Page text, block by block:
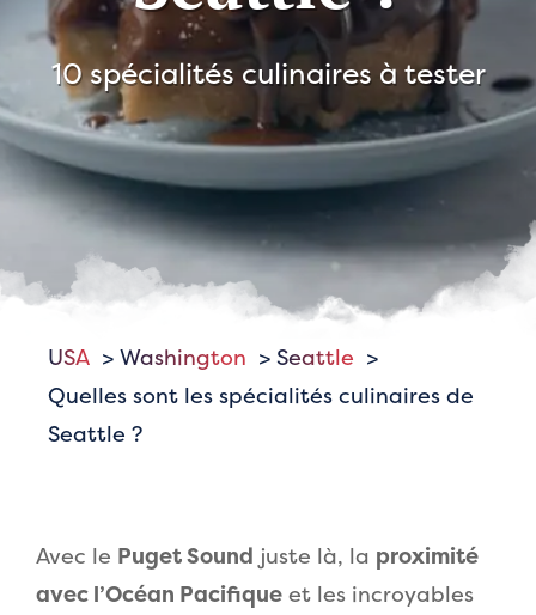
10 spécialités culinaires à tester
USA Washington
Seattle
Quelles sont les spécialités culinaires de
Seattle ?
Avec le Puget Sound juste là, la proximité
avec l’Océan Pacifique et les incroyables